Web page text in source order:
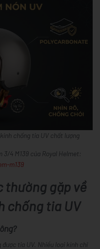
chống tia UV chất lượng
3/4 M139 của Royal Helmet:
m139
thường gặp về
chống tia UV
tia UV. Nhiều loại kính chỉ